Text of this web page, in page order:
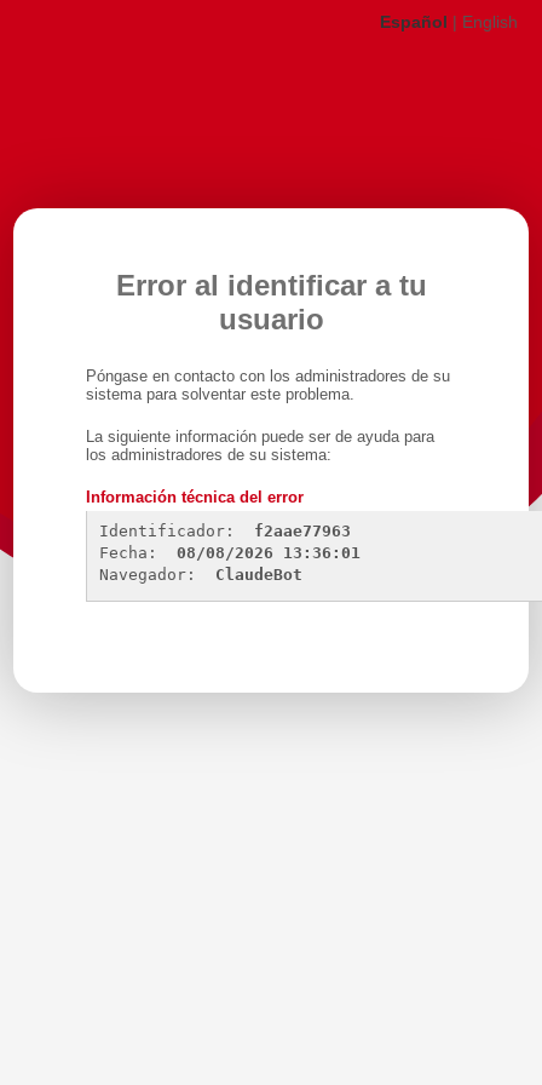
Español | English
Error al identificar a tu
usuario
Póngase en contacto con los administradores de su
sistema para solventar este problema.
La siguiente información puede ser de ayuda para
los administradores de su sistema:
Información técnica del error
Identificador:
f2aae77963
Fecha:
08/08/2026 13:36:01
Navegador:
ClaudeBot